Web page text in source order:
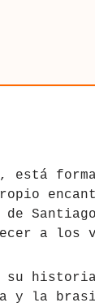
, está
a los
su
y la